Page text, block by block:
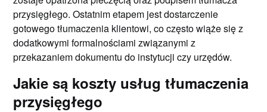
przysięgłego. Ostatnim etapem jest dostarczenie
gotowego tłumaczenia klientowi, co często wiąże się z
dodatkowymi formalnościami związanymi z
przekazaniem dokumentu do instytucji czy urzędów.
Jakie są koszty usług tłumaczenia
przysięgłego